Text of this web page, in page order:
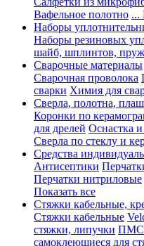
Вафельное полотно ...
Наборы
Наборы резиновых
шайб, шплинтов,
Сварочные материалы
Сварочная проволока
сварки Химия для
Сверла, полотна,
Коронки по
для дрелей Оснастка
Сверла по стеклу и
Средства
Антисептики
Перчатки нитриловые
Показать все
Стяжки кабельные,
Стяжки кабельные
стяжки, липучки ПМС
самоклеющиеся для